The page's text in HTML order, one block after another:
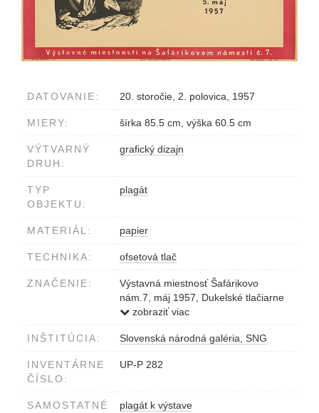
DATOVANIE: 20. storočie, 2. polovica, 1957
MIERY: šírka 85.5 cm, výška 60.5 cm
VÝTVARNÝ
DRUH:
grafický dizajn
TYP
OBJEKTU:
plagát
MATERIÁL: papier
TECHNIKA: ofsetová tlač
ZNAČENIE:
Výstavná miestnosť Šafárikovo
nám.7, máj 1957, Dukelské tlačiarne
Prešov
zobraziť viac
INŠTITÚCIA: Slovenská národná galéria, SNG
INVENTÁRNE
ČÍSLO:
UP-P 282
SAMOSTATNÉ
plagát k výstave